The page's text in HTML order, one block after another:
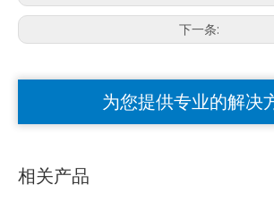
下一条:
为您提供专业的解决
相关产品